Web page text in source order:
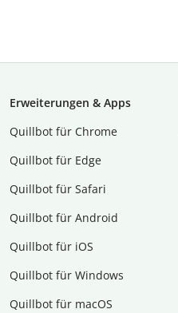
Erweiterungen & Apps
Quillbot für Chrome
Quillbot für Edge
Quillbot für Safari
Quillbot für Android
Quillbot für iOS
Quillbot für Windows
Quillbot für macOS